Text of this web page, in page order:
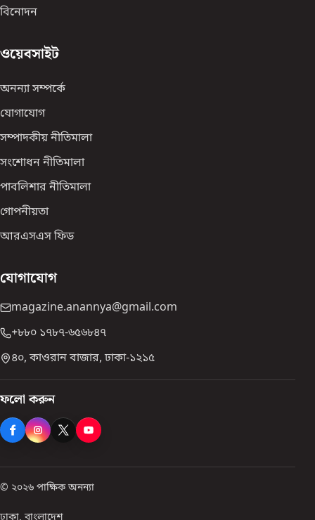
বিনোদন
ওয়েবসাইট
অনন্যা সম্পর্কে
যোগাযোগ
সম্পাদকীয় নীতিমালা
সংশোধন নীতিমালা
পাবলিশার নীতিমালা
গোপনীয়তা
আরএসএস ফিড
যোগাযোগ
magazine.anannya@gmail.com
+৮৮০ ১৭৮৭-৬৫৬৮৪৭
৪০, কাওরান বাজার, ঢাকা-১২১৫
ফলো করুন
© ২০২৬ পাক্ষিক অনন্যা
ঢাকা, বাংলাদেশ